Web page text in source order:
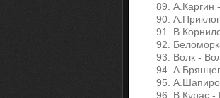
89. А.Каргин
90.
91.
92.
93. Волк -
94.
95. А.Шапиро
96. В.Курас -